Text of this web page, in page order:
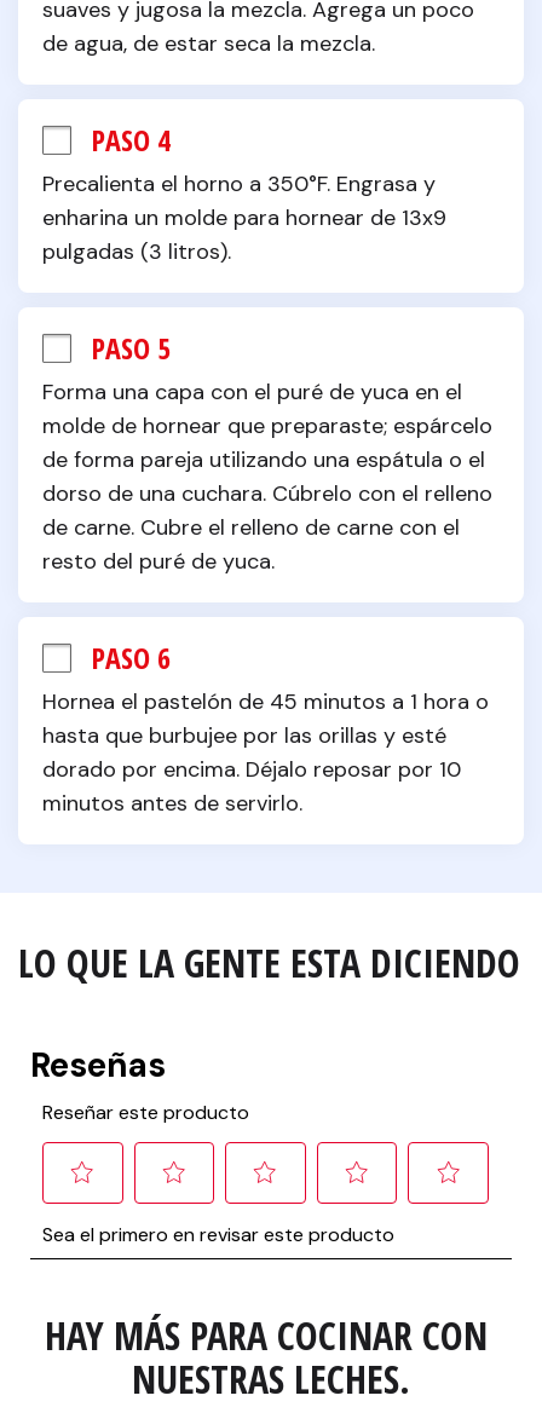
suaves y jugosa la mezcla. Agrega un poco
de agua, de estar seca la mezcla.
PASO 4
Precalienta el horno a 350°F. Engrasa y
enharina un molde para hornear de 13x9
pulgadas (3 litros).
PASO 5
Forma una capa con el puré de yuca en el
molde de hornear que preparaste; espárcelo
de forma pareja utilizando una espátula o el
dorso de una cuchara. Cúbrelo con el relleno
de carne. Cubre el relleno de carne con el
resto del puré de yuca.
PASO 6
Hornea el pastelón de 45 minutos a 1 hora o
hasta que burbujee por las orillas y esté
dorado por encima. Déjalo reposar por 10
minutos antes de servirlo.
LO QUE LA GENTE ESTA DICIENDO
HAY MÁS PARA COCINAR CON
NUESTRAS LECHES.